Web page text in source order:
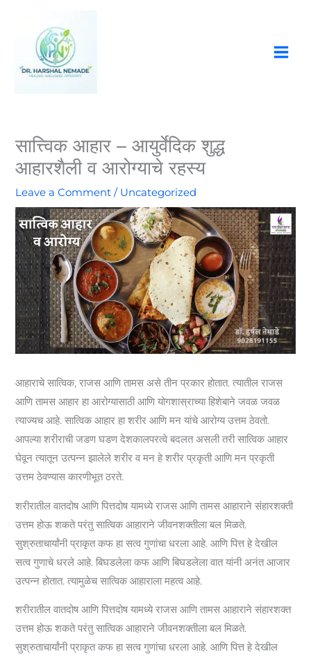
content
सात्त्विक आहार – आयुर्वेदिक शुद्ध
आहारशैली व आरोग्याचे रहस्य
Leave a Comment / Uncategorized
आहाराचे सात्विक, राजस आणि तामस असे तीन प्रकार होतात. त्यातील राजस
आणि तामस आहार हा आरोग्यासाठी आणि योगशास्राच्या हिशेबाने जवळ जवळ
त्याज्यच आहे. सात्विक आहार हा शरीर आणि मन यांचे आरोग्य उत्तम ठेवतो.
आपल्या शरीराची जडण घडण देशकालपरत्वे बदलत असली तरी सात्विक आहार
घेवून त्यातून उत्पन्न झालेले शरीर व मन हे शरीर प्रकृती आणि मन प्रकृती
उत्तम ठेवण्यास कारणीभूत ठरते.
शरीरातील वातदोष आणि पित्तदोष यामध्ये राजस आणि तामस आहाराने संहारशक्ती
उत्तम होऊ शकते परंतु सात्विक आहाराने जीवनशक्तीला बल मिळते.
सुश्रुताचार्यांनी प्राकृत कफ हा सत्व गुणांचा धरला आहे. आणि पित्त हे देखील
सत्व गुणाचे धरले आहे. बिघडलेला कफ आणि बिघडलेला वात यांनी अनंत आजार
उत्पन्न होतात. त्यामुळेच सात्विक आहाराला महत्व आहे.
शरीरातील वातदोष आणि पित्तदोष यामध्ये राजस आणि तामस आहाराने संहारशक्त
उत्तम होऊ शकते परंतु सात्विक आहाराने जीवनशक्तीला बल मिळते.
सुश्रुताचार्यांनी प्राकृत कफ हा सत्व गुणांचा धरला आहे. आणि पित्त हे देखील